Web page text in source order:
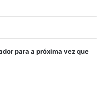
para a próxima vez que